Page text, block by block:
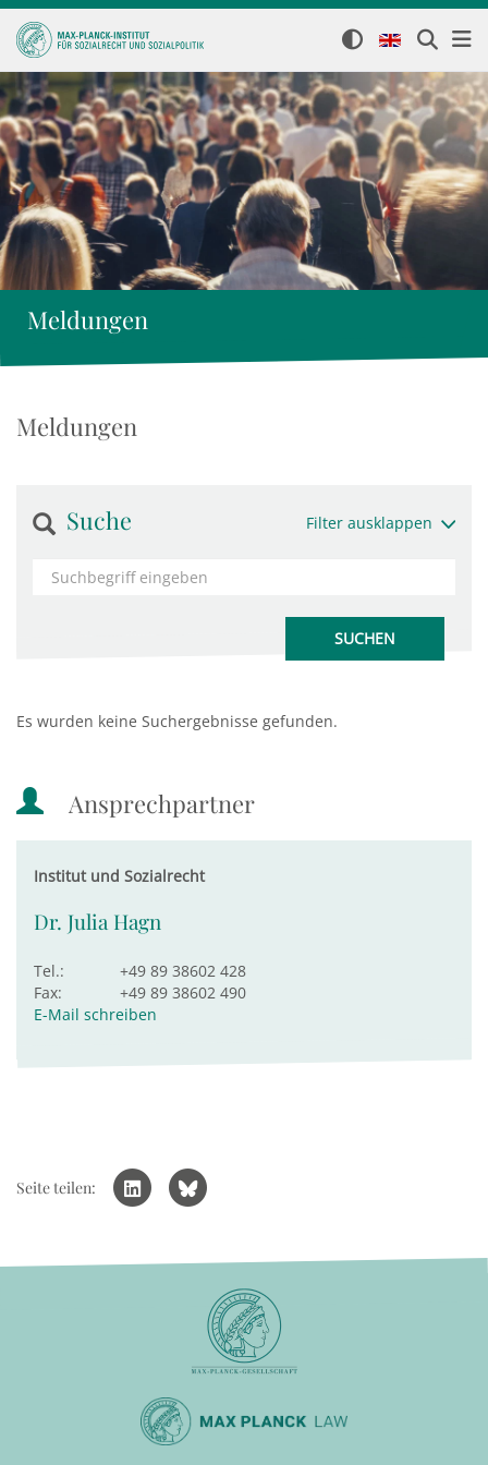
Meldungen
Meldungen
Suche Filter ausklappen
Es wurden keine Suchergebnisse gefunden.
Ansprechpartner
Institut und Sozialrecht
Dr. Julia Hagn
Tel.:
+49 89 38602 428
Fax:
+49 89 38602 490
E-Mail schreiben
Seite teilen: